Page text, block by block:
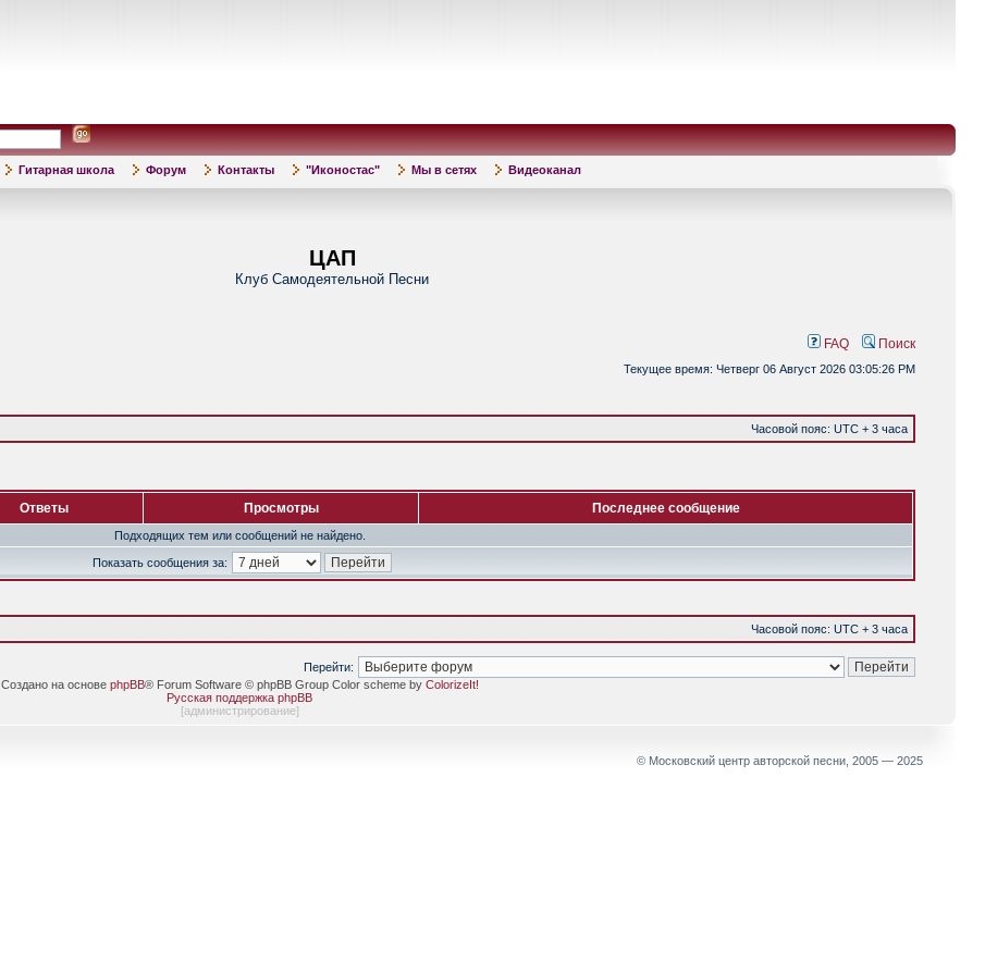
Гитарная школа Форум Контакты "Иконостас" Мы в сетях Видеоканал
ЦАП
Клуб Самодеятельной Песни
FAQ Поиск
Текущее время: Четверг 06 Август 2026 03:05:26 PM
Часовой пояс: UTC + 3 часа
Ответы Просмотры Последнее сообщение
Подходящих тем или сообщений не найдено.
Показать сообщения за:
Часовой пояс: UTC + 3 часа
Перейти:
Создано на основе phpBB® Forum Software © phpBB Group Color scheme by ColorizeIt!
Русская поддержка phpBB
[администрирование]
© Московский центр авторской песни, 2005 — 2025